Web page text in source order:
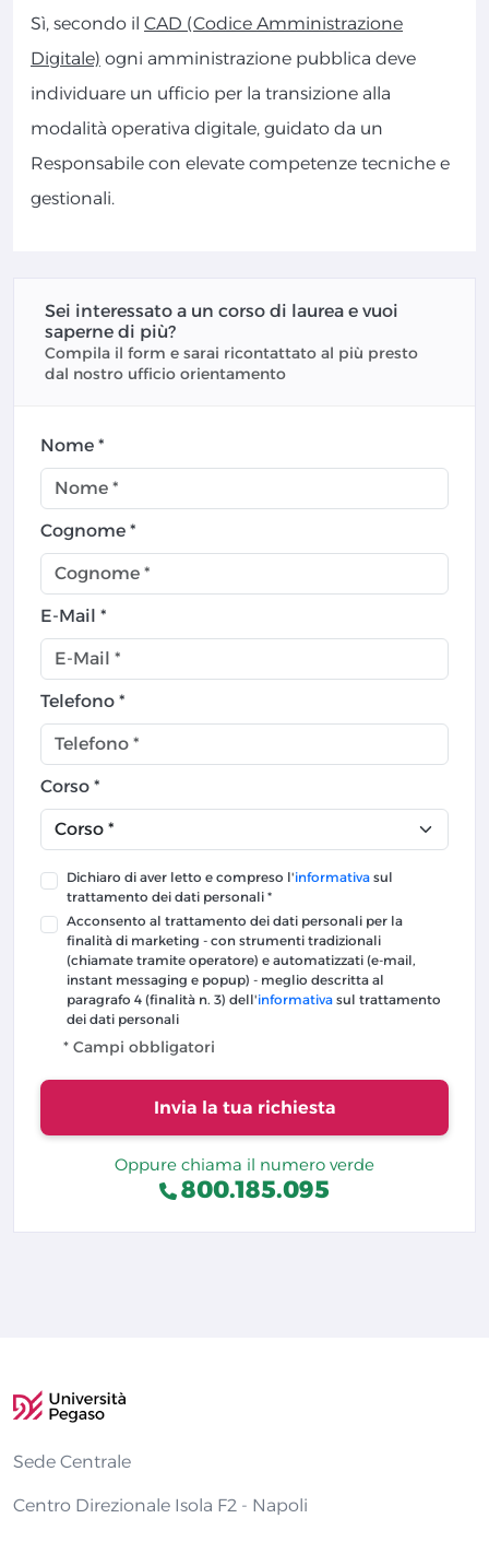
Sì, secondo il CAD (Codice Amministrazione
Digitale) ogni amministrazione pubblica deve
individuare un ufficio per la transizione alla
modalità operativa digitale, guidato da un
Responsabile con elevate competenze tecniche e
gestionali.
Sei interessato a un corso di laurea e vuoi
saperne di più?
Compila il form e sarai ricontattato al più presto
dal nostro ufficio orientamento
Nome *
Cognome *
E-Mail *
Telefono *
Corso *
Dichiaro di aver letto e compreso l'informativa sul
trattamento dei dati personali *
Acconsento al trattamento dei dati personali per la
finalità di marketing - con strumenti tradizionali
(chiamate tramite operatore) e automatizzati (e-mail,
instant messaging e popup) - meglio descritta al
paragrafo 4 (finalità n. 3) dell'informativa sul trattamento
dei dati personali
* Campi obbligatori
Invia la tua richiesta
Oppure chiama il numero verde
800.185.095
Sede Centrale
Centro Direzionale Isola F2 - Napoli